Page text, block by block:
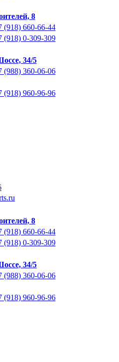
8
(918) 660-66-44
(918) 0-309-309
34/5
(988) 360-06-06
(918) 960-96-96
8
(918) 660-66-44
(918) 0-309-309
34/5
(988) 360-06-06
(918) 960-96-96